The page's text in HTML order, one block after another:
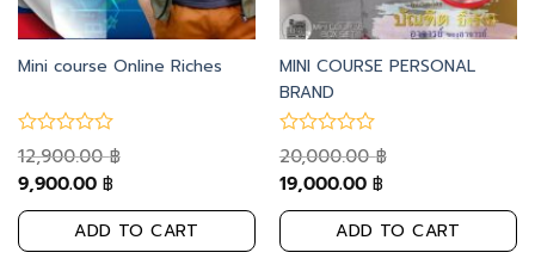
Mini course Online Riches
12,900.00฿
9,900.00 ฿
ADD TO CART
MINI COURSE PERSONAL
BRAND
20,000.00฿
19,000.00 ฿
ADD TO CART